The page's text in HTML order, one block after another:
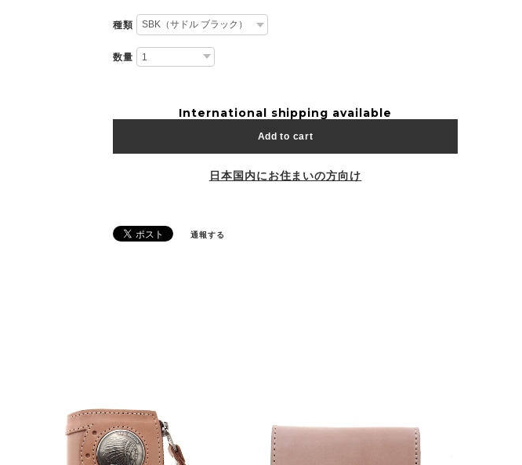
種類
数量
International shipping available
Add to cart
日本国内にお住まいの方向け
通報する